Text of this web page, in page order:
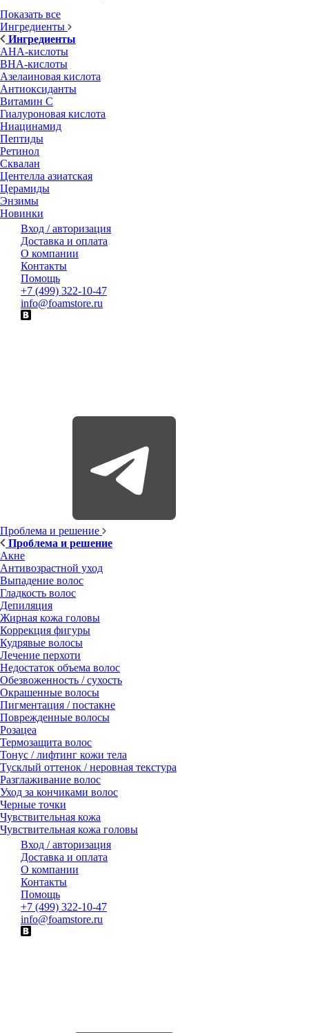
Показать все
Ингредиенты
Ингредиенты
AHA-кислоты
BHA-кислоты
Азелаиновая кислота
Антиоксиданты
Витамин С
Гиалуроновая кислота
Ниацинамид
Пептиды
Ретинол
Сквалан
Центелла азиатская
Церамиды
Энзимы
Новинки
Вход / авторизация
Доставка и оплата
О компании
Контакты
Помощь
+7 (499) 322-10-47
info@foamstore.ru
Проблема и решение
Проблема и решение
Акне
Антивозрастной уход
Выпадение волос
Гладкость волос
Депиляция
Жирная кожа головы
Коррекция фигуры
Кудрявые волосы
Лечение перхоти
Недостаток объема волос
Обезвоженность / сухость
Окрашенные волосы
Пигментация / постакне
Поврежденные волосы
Розацеа
Термозащита волос
Тонус / лифтинг кожи тела
Тусклый оттенок / неровная текстура
Разглаживание волос
Уход за кончиками волос
Черные точки
Чувствительная кожа
Чувствительная кожа головы
Вход / авторизация
Доставка и оплата
О компании
Контакты
Помощь
+7 (499) 322-10-47
info@foamstore.ru